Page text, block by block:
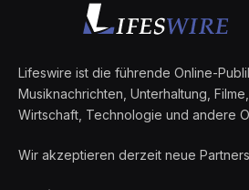
Lifeswire ist die führende Online-
Musiknachrichten, Unterhaltung,
Wirtschaft, Technologie und andere
Wir akzeptieren derzeit neue